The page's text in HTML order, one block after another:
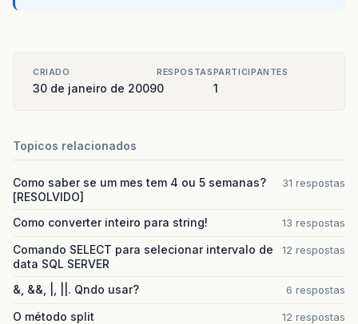
CRIADO
30 de janeiro de 2009
RESPOSTAS
0
PARTICIPANTES
1
Topicos relacionados
Como saber se um mes tem 4 ou 5 semanas?
[RESOLVIDO]
31 respostas
Como converter inteiro para string! 13 respostas
Comando SELECT para selecionar intervalo de
data SQL SERVER
12 respostas
&, &&, |, ||. Qndo usar? 6 respostas
O método split 12 respostas